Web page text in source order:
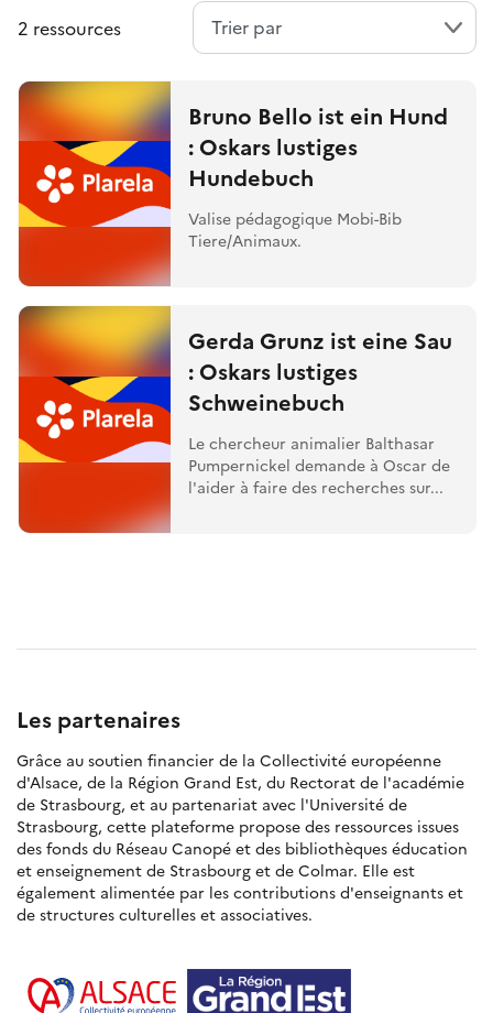
2 ressources
Bruno Bello ist ein Hund
: Oskars lustiges
Hundebuch
Valise pédagogique Mobi-Bib
Tiere/Animaux.
Gerda Grunz ist eine Sau
: Oskars lustiges
Schweinebuch
Le chercheur animalier Balthasar
Pumpernickel demande à Oscar de
l'aider à faire des recherches sur...
Les partenaires
Grâce au soutien financier de la Collectivité européenne
d'Alsace, de la Région Grand Est, du Rectorat de l'académie
de Strasbourg, et au partenariat avec l'Université de
Strasbourg, cette plateforme propose des ressources issues
des fonds du Réseau Canopé et des bibliothèques éducation
et enseignement de Strasbourg et de Colmar. Elle est
également alimentée par les contributions d'enseignants et
de structures culturelles et associatives.